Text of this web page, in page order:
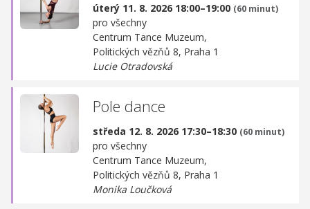
úterý 11. 8. 2026 18:00–19:00 (60 minut)
pro všechny
Centrum Tance Muzeum,
Politických vězňů 8, Praha 1
Lucie Otradovská
Pole dance
středa 12. 8. 2026 17:30–18:30 (60 minut)
pro všechny
Centrum Tance Muzeum,
Politických vězňů 8, Praha 1
Monika Loučková